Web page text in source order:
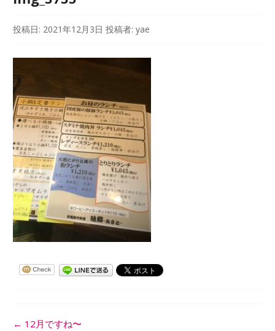
投稿日: 2021年12月3日 投稿者:yae
投
← 12月ですね〜